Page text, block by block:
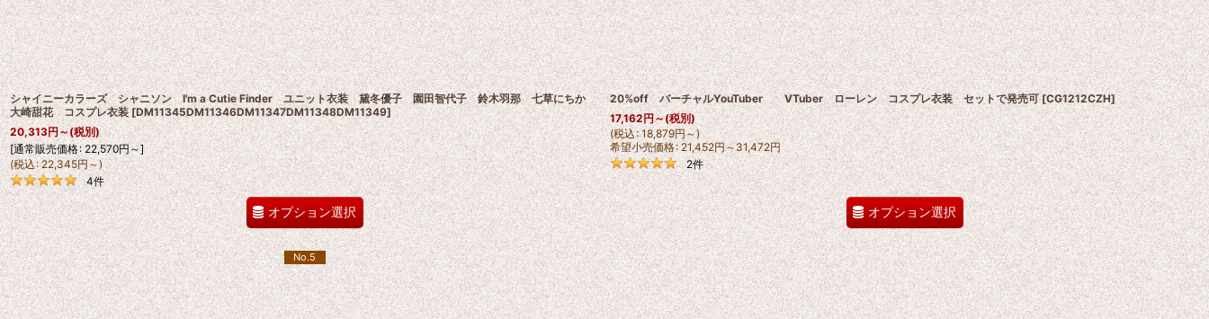
シャイニーカラーズ シャニソン I'm a Cutie Finder ユニット衣装 黛冬優子 園田智代子 鈴木羽那 七草にちか
大崎甜花 コスプレ衣装 [DM11345DM11346DM11347DM11348DM11349]
20,313円～(税別)
[通常販売価格: 22,570円～]
(税込: 22,345円～)
4件
オプション選択
20%off バーチャルYouTuber VTuber ローレン コスプレ衣装 セットで発売可 [CG1212CZH]
17,162円～(税別)
(税込: 18,879円～)
希望小売価格: 21,452円～31,472円
2件
オプション選択
No.5